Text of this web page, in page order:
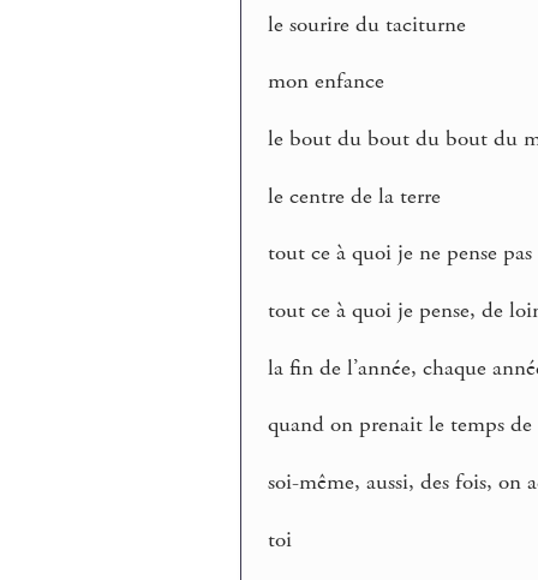
le sourire du taciturne
mon enfance
le bout du bout du bout du
le centre de la terre
tout ce à quoi je ne pense pas
tout ce à quoi je pense, de
la fin de l’année, chaque
quand on prenait le temps
soi-même, aussi, des fois, on
toi